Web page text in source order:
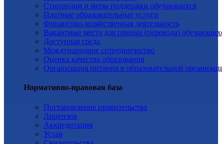
Стипендии и меры поддержки обучающихся
Платные образовательные услуги
Финансово-хозяйственная деятельность
Вакантные места для приема (перевода)
Доступная среда
Международное сотрудничество
Оценка качества образования
Организация питания в образовательной
Нормативно-правовая база
Постановление правительства
Лицензия
Аккредитация
Устав